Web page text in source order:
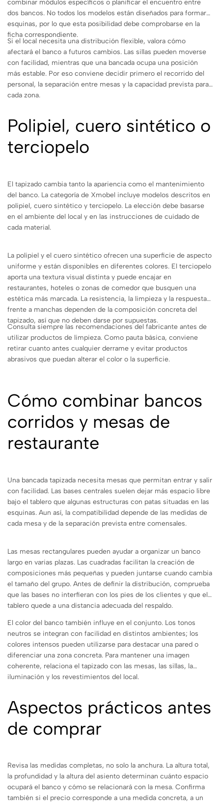
combinar módulos específicos o planificar el encuentro entre
dos bancos. No todos los modelos están diseñados para formar
esquinas, por lo que esta posibilidad debe comprobarse en la
ficha correspondiente.
Si el local necesita una distribución flexible, valora cómo
afectará el banco a futuros cambios. Las sillas pueden moverse
con facilidad, mientras que una bancada ocupa una posición
más estable. Por eso conviene decidir primero el recorrido del
personal, la separación entre mesas y la capacidad prevista para
cada zona.
Polipiel, cuero sintético o
terciopelo
El tapizado cambia tanto la apariencia como el mantenimiento
del banco. La categoría de Xmobel incluye modelos descritos en
polipiel, cuero sintético y terciopelo. La elección debe basarse
en el ambiente del local y en las instrucciones de cuidado de
cada material.
La polipiel y el cuero sintético ofrecen una superficie de aspecto
uniforme y están disponibles en diferentes colores. El terciopelo
aporta una textura visual distinta y puede encajar en
restaurantes, hoteles o zonas de comedor que busquen una
estética más marcada. La resistencia, la limpieza y la respuesta
frente a manchas dependen de la composición concreta del
tapizado, así que no deben darse por supuestas.
Consulta siempre las recomendaciones del fabricante antes de
utilizar productos de limpieza. Como pauta básica, conviene
retirar cuanto antes cualquier derrame y evitar productos
abrasivos que puedan alterar el color o la superficie.
Cómo combinar bancos
corridos y mesas de
restaurante
Una bancada tapizada necesita mesas que permitan entrar y salir
con facilidad. Las bases centrales suelen dejar más espacio libre
bajo el tablero que algunas estructuras con patas situadas en las
esquinas. Aun así, la compatibilidad depende de las medidas de
cada mesa y de la separación prevista entre comensales.
Las mesas rectangulares pueden ayudar a organizar un banco
largo en varias plazas. Las cuadradas facilitan la creación de
composiciones más pequeñas y pueden juntarse cuando cambia
el tamaño del grupo. Antes de definir la distribución, comprueba
que las bases no interfieran con los pies de los clientes y que el
tablero quede a una distancia adecuada del respaldo.
El color del banco también influye en el conjunto. Los tonos
neutros se integran con facilidad en distintos ambientes; los
colores intensos pueden utilizarse para destacar una pared o
diferenciar una zona concreta. Para mantener una imagen
coherente, relaciona el tapizado con las mesas, las sillas, la
iluminación y los revestimientos del local.
Aspectos prácticos antes
de comprar
Revisa las medidas completas, no solo la anchura. La altura total,
la profundidad y la altura del asiento determinan cuánto espacio
ocupará el banco y cómo se relacionará con la mesa. Confirma
también si el precio corresponde a una medida concreta, a un